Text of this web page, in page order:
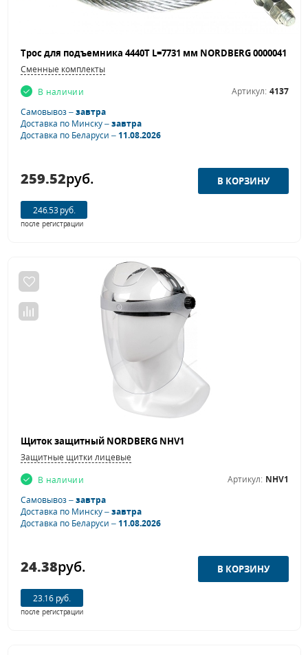
Сменные комплекты
В наличии
Артикул: 4137
Самовывоз –завтра
Доставка по Минску –завтра
Доставка по Беларуси –11.08.2026
259.52руб.
246.53 руб.
после регистрации
Щиток защитный NORDBERG NHV1
Защитные щитки лицевые
В наличии
Артикул: NHV1
Самовывоз –завтра
Доставка по Минску –завтра
Доставка по Беларуси –11.08.2026
24.38руб.
23.16 руб.
после регистрации